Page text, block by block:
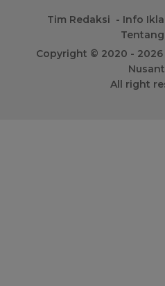
Tim Redaksi Info
Copyright © 2020 - 2026
All right